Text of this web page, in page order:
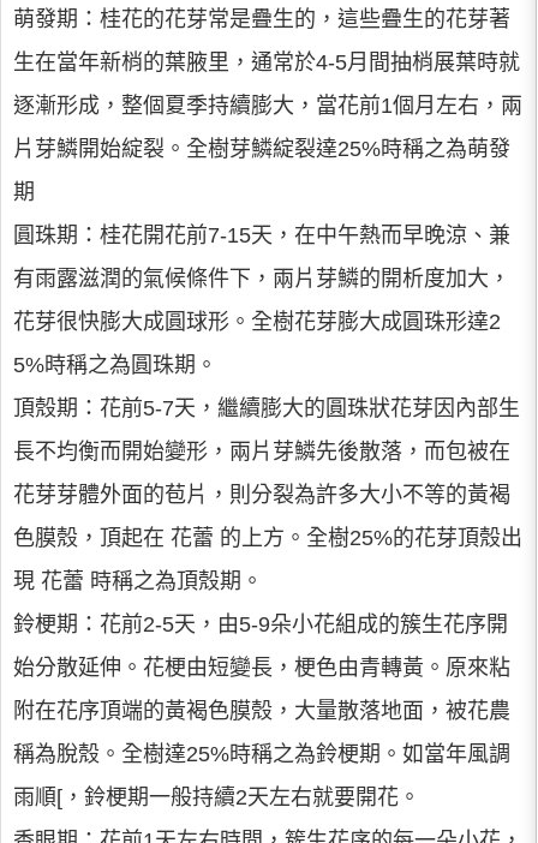
萌發期：桂花的花芽常是疊生的，這些疊生的花芽著
生在當年新梢的葉腋里，通常於4-5月間抽梢展葉時就
逐漸形成，整個夏季持續膨大，當花前1個月左右，兩
片芽鱗開始綻裂。全樹芽鱗綻裂達25%時稱之為萌發
期
圓珠期：桂花開花前7-15天，在中午熱而早晚涼、兼
有雨露滋潤的氣候條件下，兩片芽鱗的開析度加大，
花芽很快膨大成圓球形。全樹花芽膨大成圓珠形達2
5%時稱之為圓珠期。
頂殼期：花前5-7天，繼續膨大的圓珠狀花芽因內部生
長不均衡而開始變形，兩片芽鱗先後散落，而包被在
花芽芽體外面的苞片，則分裂為許多大小不等的黃褐
色膜殼，頂起在 花蕾 的上方。全樹25%的花芽頂殼出
現 花蕾 時稱之為頂殼期。
鈴梗期：花前2-5天，由5-9朵小花組成的簇生花序開
始分散延伸。花梗由短變長，梗色由青轉黃。原來粘
附在花序頂端的黃褐色膜殼，大量散落地面，被花農
稱為脫殼。全樹達25%時稱之為鈴梗期。如當年風調
雨順[，鈴梗期一般持續2天左右就要開花。